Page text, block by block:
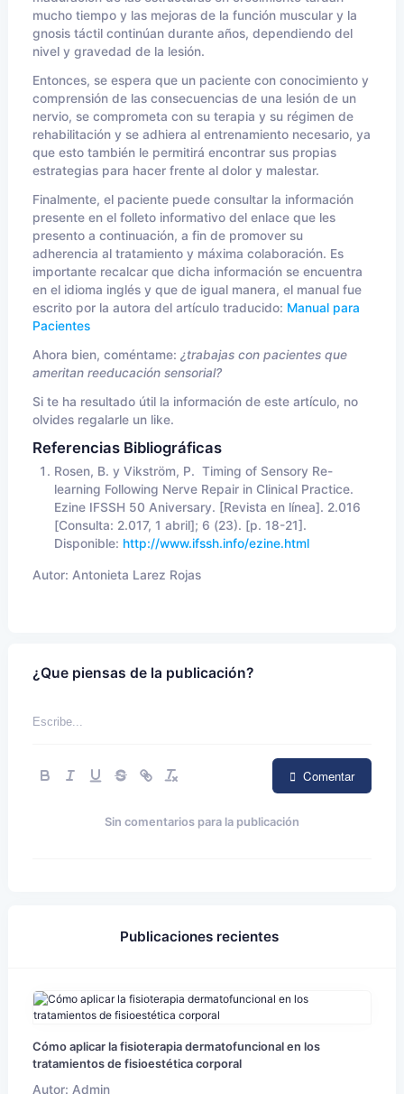
mucho tiempo y las mejoras de la función muscular y la
gnosis táctil continúan durante años, dependiendo del
nivel y gravedad de la lesión.
Entonces, se espera que un paciente con conocimiento y
comprensión de las consecuencias de una lesión de un
nervio, se comprometa con su terapia y su régimen de
rehabilitación y se adhiera al entrenamiento necesario, ya
que esto también le permitirá encontrar sus propias
estrategias para hacer frente al dolor y malestar.
Finalmente, el paciente puede consultar la información
presente en el folleto informativo del enlace que les
presento a continuación, a fin de promover su
adherencia al tratamiento y máxima colaboración. Es
importante recalcar que dicha información se encuentra
en el idioma inglés y que de igual manera, el manual fue
escrito por la autora del artículo traducido: Manual para
Pacientes
Ahora bien, coméntame: ¿trabajas con pacientes que
ameritan reeducación sensorial?
Si te ha resultado útil la información de este artículo, no
olvides regalarle un like.
Referencias Bibliográficas
Rosen, B. y Vikström, P. Timing of Sensory Re-
learning Following Nerve Repair in Clinical Practice.
Ezine IFSSH 50 Aniversary. [­Revista en línea]. 2.016
[Consulta: 2.017, 1 abril]; 6 (23). [p. 18-21].
Disponible: http://www.ifssh.info/ezine.html
Autor: Antonieta Larez Rojas
¿Que piensas de la publicación?
Comentar
Sin comentarios para la publicación
Publicaciones recientes
Cómo aplicar la fisioterapia dermatofuncional en los
tratamientos de fisioestética corporal
Autor: Admin